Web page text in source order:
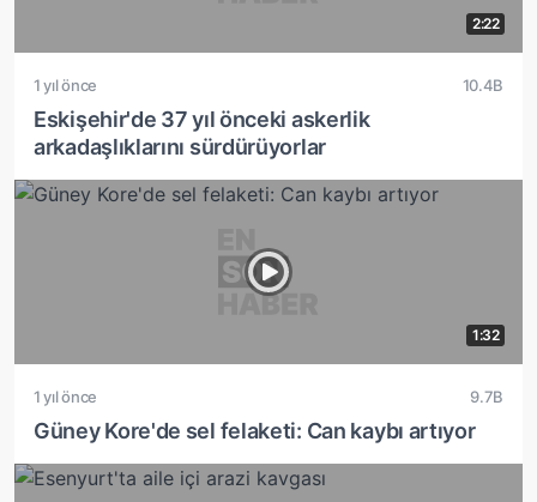
2:22
1 yıl önce 10.4B
Eskişehir'de 37 yıl önceki askerlik
arkadaşlıklarını sürdürüyorlar
1:32
1 yıl önce 9.7B
Güney Kore'de sel felaketi: Can kaybı artıyor